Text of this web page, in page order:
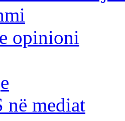
opinioni
në mediat